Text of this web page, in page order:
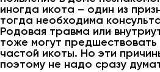
иногда икота – один из
тогда необходима
Родовая травма или
тоже могут предшествовать
частой икоты. Но эти
поэтому не надо сразу